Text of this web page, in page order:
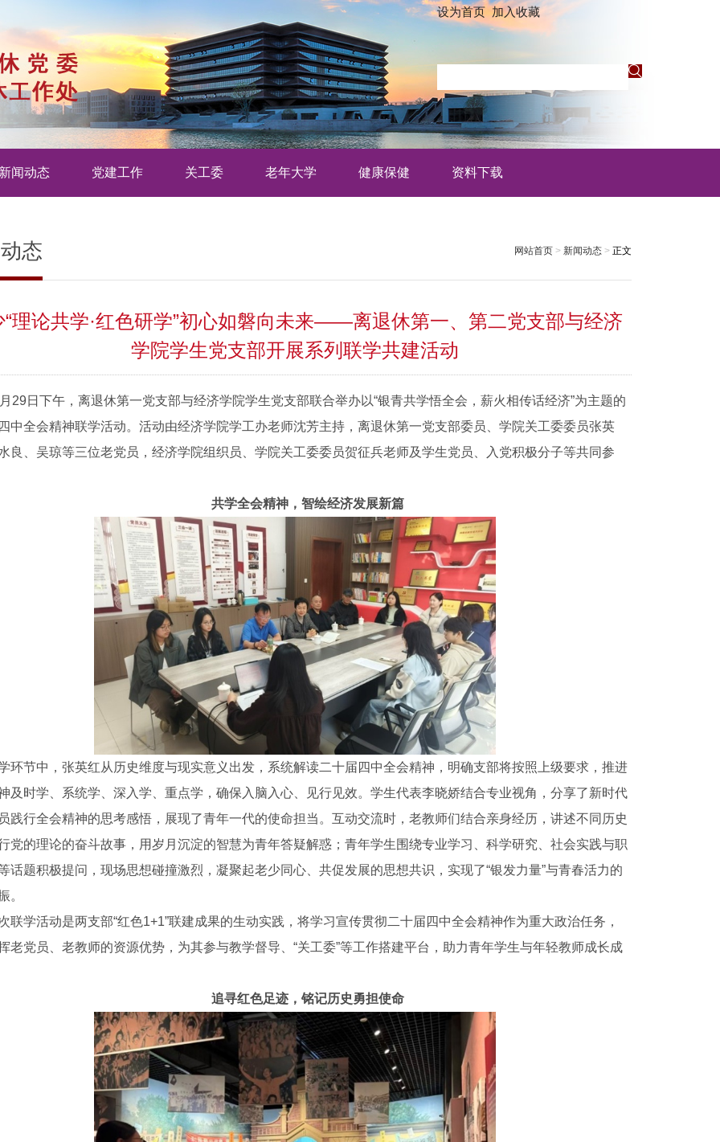
设为首页 加入收藏
新闻动态 党建工作 关工委 老年大学 健康保健 资料下载
态 网站首页 > 新闻动态 >正文
“理论共学·红色研学”初心如磐向未来——离退休第一、第二党支部与经济
学院学生党支部开展系列联学共建活动
29日下午，离退休第一党支部与经济学院学生党支部联合举办以“银青共学悟全会，薪火相传话经济”为主题的
中全会精神联学活动。活动由经济学院学工办老师沈芳主持，离退休第一党支部委员、学院关工委委员张英
良、吴琼等三位老党员，经济学院组织员、学院关工委委员贺征兵老师及学生党员、入党积极分子等共同参
共学全会精神，智绘经济发展新篇
环节中，张英红从历史维度与现实意义出发，系统解读二十届四中全会精神，明确支部将按照上级要求，推进
及时学、系统学、深入学、重点学，确保入脑入心、见行见效。学生代表李晓娇结合专业视角，分享了新时代
践行全会精神的思考感悟，展现了青年一代的使命担当。互动交流时，老教师们结合亲身经历，讲述不同历史
党的理论的奋斗故事，用岁月沉淀的智慧为青年答疑解惑；青年学生围绕专业学习、科学研究、社会实践与职
话题积极提问，现场思想碰撞激烈，凝聚起老少同心、共促发展的思想共识，实现了“银发力量”与青春活力的
。
联学活动是两支部“红色1+1”联建成果的生动实践，将学习宣传贯彻二十届四中全会精神作为重大政治任务，
老党员、老教师的资源优势，为其参与教学督导、“关工委”等工作搭建平台，助力青年学生与年轻教师成长成
追寻红色足迹，铭记历史勇担使命